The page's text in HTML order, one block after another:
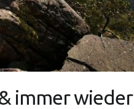
immer wieder